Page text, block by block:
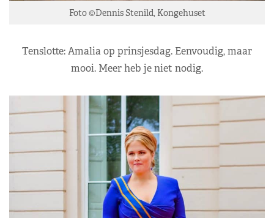
Foto ©Dennis Stenild, Kongehuset
Tenslotte: Amalia op prinsjesdag. Eenvoudig, maar
mooi. Meer heb je niet nodig.